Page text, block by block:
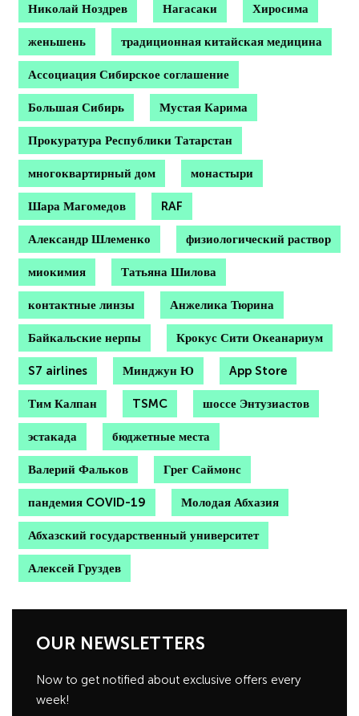
Николай Ноздрев Нагасаки Хиросима
женьшень традиционная китайская медицина
Ассоциация Сибирское соглашение
Большая Сибирь Мустая Карима
Прокуратура Республики Татарстан
многоквартирный дом монастыри
Шара Магомедов RAF
Александр Шлеменко физиологический раствор
миокимия Татьяна Шилова
контактные линзы Анжелика Тюрина
Байкальские нерпы Крокус Сити Океанариум
S7 airlines Минджун Ю App Store
Тим Калпан TSMC шоссе Энтузиастов
эстакада бюджетные места
Валерий Фальков Грег Саймонс
пандемия COVID-19 Молодая Абхазия
Абхазский государственный университет
Алексей Груздев
OUR NEWSLETTERS
Now to get notified about exclusive offers every
week!